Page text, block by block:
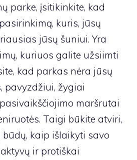
parke, įsitikinkite, kad
kuris, jūsų
jūsų šuniui. Yra
kuriuos galite užsiimti
kad parkas nėra jūsų
pavyzdžiui, žygiai
maršrutai
Taigi būkite atviri,
kaip išlaikyti savo
ir protiškai